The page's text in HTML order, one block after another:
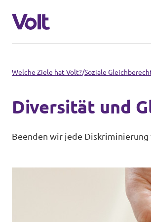
Volt im Saarland
Startseite
Welche Ziele hat Volt?/Soziale
Diversität und
Beenden wir jede